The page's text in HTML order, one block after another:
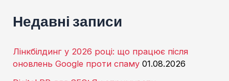
Недавні записи
Лінкбілдинг у 2026 році: що працює після
оновлень Google проти спаму 01.08.2026